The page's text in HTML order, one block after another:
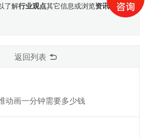
了解行业观点其它信息或浏览资讯动
返回列表
动画一分钟需要多少钱